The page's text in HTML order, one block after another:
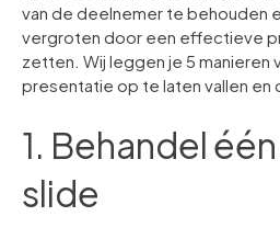
van de deelnemer te behouden
vergroten door een effectieve
zetten. Wij leggen je 5 manieren
presentatie op te laten vallen en
1. Behandel
slide